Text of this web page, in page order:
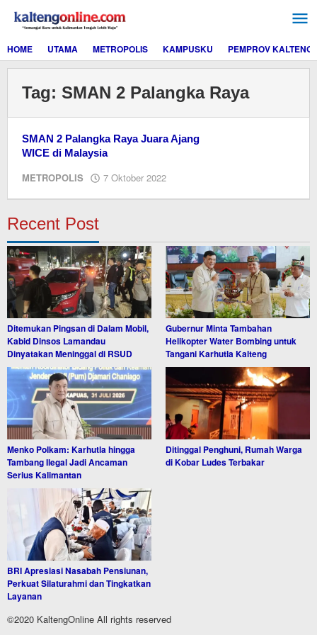
konten
HOME
UTAMA METROPOLIS KAMPUSKU PEMPROV KALTENG
Tag: SMAN 2 Palangka Raya
SMAN 2 Palangka Raya Juara Ajang
WICE di Malaysia
METROPOLIS 7 Oktober 2022
Recent Post
Ditemukan Pingsan di Dalam Mobil,
Kabid Dinsos Lamandau
Dinyatakan Meninggal di RSUD
Gubernur Minta Tambahan
Helikopter Water Bombing untuk
Tangani Karhutla Kalteng
Menko Polkam: Karhutla hingga
Tambang Ilegal Jadi Ancaman
Serius Kalimantan
Ditinggal Penghuni, Rumah Warga
di Kobar Ludes Terbakar
BRI Apresiasi Nasabah Pensiunan,
Perkuat Silaturahmi dan Tingkatkan
Layanan
©2020 KaltengOnline All rights reserved